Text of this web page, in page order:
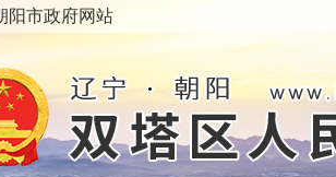
阳市政府网站